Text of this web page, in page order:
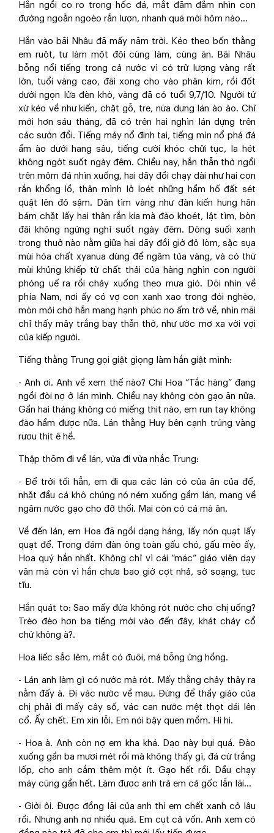
Hắn ngồi co ro trong hốc đá, mắt đăm đắm nhìn con
đường ngoằn ngoèo rắn lượn, nhanh quá mới hôm nào…
Hắn vào bãi Nhâu đã mấy năm trời. Kéo theo bốn thằng
em ruột, tự làm một đội cùng làm, cùng ăn. Bãi Nhâu
bỗng nổi tiếng trong cả nước vì có trữ lượng vàng rất
lớn, tuổi vàng cao, đãi xong cho vào phân kim, rồi đốt
dưới ngọn lửa đèn khò, vàng đã có tuổi 9,7/10. Người tứ
xứ kéo về như kiến, chặt gỗ, tre, nứa dựng lán ào ào. Chỉ
mới hơn sáu tháng, đã có trên hai nghìn lán dựng trên
các sườn đồi. Tiếng máy nổ đinh tai, tiếng mìn nổ phá đá
ầm ào dưới hang sâu, tiếng cười khóc chửi tục, la hét
không ngớt suốt ngày đêm. Chiều nay, hắn thẫn thờ ngồi
trên mỏm đá nhìn xuống, hai dãy đồi chạy dài như hai con
rắn khổng lồ, thân mình lở loét những hầm hố đất sét
quật lên đỏ sậm. Dân tìm vàng như đàn kiến hung hãn
bám chặt lấy hai thân rắn kia mà đào khoét, lật tìm, bòn
đãi không ngừng nghỉ suốt ngày đêm. Dòng suối xanh
trong thuở nào nằm giữa hai dãy đồi giờ đỏ lòm, sặc sụa
mùi hóa chất xyanua dùng để ngâm tủa vàng, và có thứ
mùi khủng khiếp từ chất thải của hàng nghìn con người
phóng uế ra rồi chảy xuống theo mưa gió. Dõi nhìn về
phía Nam, nơi ấy có vợ con xanh xao trong đói nghèo,
mòn mỏi chờ hắn mang hạnh phúc no ấm trở về, nhìn mãi
chỉ thấy mây trắng bay thẫn thờ, như ước mơ xa vời vợi
của kiếp người.
Tiếng thằng Trung gọi giật giọng làm hắn giật mình:
- Anh ơi. Anh về xem thế nào? Chị Hoa “Tắc hàng” đang
ngồi đòi nợ ở lán mình. Chiều nay không còn gạo ăn nữa.
Gần hai tháng không có miếng thịt nào, em run tay không
đào hầm được nữa. Lán thằng Huy bên cạnh trúng vàng
rượu thịt ê hề.
Thập thõm đi về lán, vừa đi vừa nhắc Trung:
- Để trời tối hẳn, em đi qua các lán có của ăn của để,
nhặt đầu cá khô chúng nó ném xuống gầm lán, mang về
ngâm nước gạo cho đỡ thối. Mai còn có cá mà ăn.
Về đến lán, em Hoa đã ngồi dạng háng, lấy nón quạt lấy
quạt để. Trong đám đàn ông toàn gấu chó, gấu mèo ấy,
Hoa quý hắn nhất. Không chỉ vì cái “mác” giáo viên dạy
văn mà còn vì hắn chưa bao giờ cợt nhả, sờ soạng, tục
tĩu.
Hắn quát to: Sao mấy đứa không rót nước cho chị uống?
Trèo đèo hơn ba tiếng mới vào đến đây, khát cháy cổ
chứ không à?.
Hoa liếc sắc lẻm, mắt có đuôi, má bỗng ửng hồng.
- Lán anh làm gì có nước mà rót. Mấy thằng chảy thây ra
nằm đấy à. Đi vác nước về mau. Đừng để thầy giáo của
chị phải đi mấy cây số, vác can nước mệt thọt dái lên
cổ. Ấy chết. Em xin lỗi. Em nói bậy quen mồm. Hi hi.
- Hoa à. Anh còn nợ em kha khá. Dạo này bụi quá. Đào
xuống gần ba mươi mét rồi mà không thấy gì, đá cứ trắng
lốp, cho anh cắm thêm một ít. Gạo hết rồi. Dầu chạy
máy cũng gần hết. Làm được anh trả em cả gốc lẫn lãi…
- Giời ôi. Được đồng lãi của anh thì em chết xanh cỏ lâu
rồi. Nhưng anh nợ nhiều quá. Em cụt cả vốn. Anh xem có